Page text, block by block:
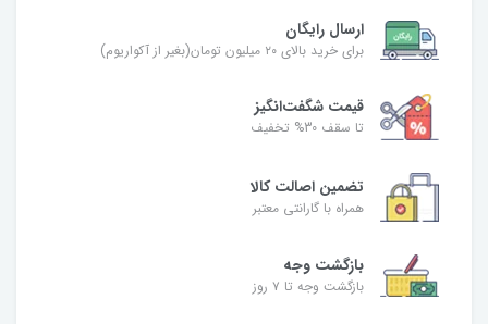
ارسال رایگان
برای خرید بالای ۲۰ میلیون تومان(بغیر از آکواریوم)
قیمت شگفت‌انگیز
تا سقف 30% تخفیف
تضمین اصالت کالا
همراه با گارانتی معتبر
بازگشت وجه
بازگشت وجه تا ۷ روز